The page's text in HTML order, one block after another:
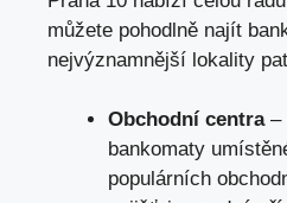
můžete pohodlně najít
nejvýznamnější lokality
Obchodní centra–
bankomaty
populárních